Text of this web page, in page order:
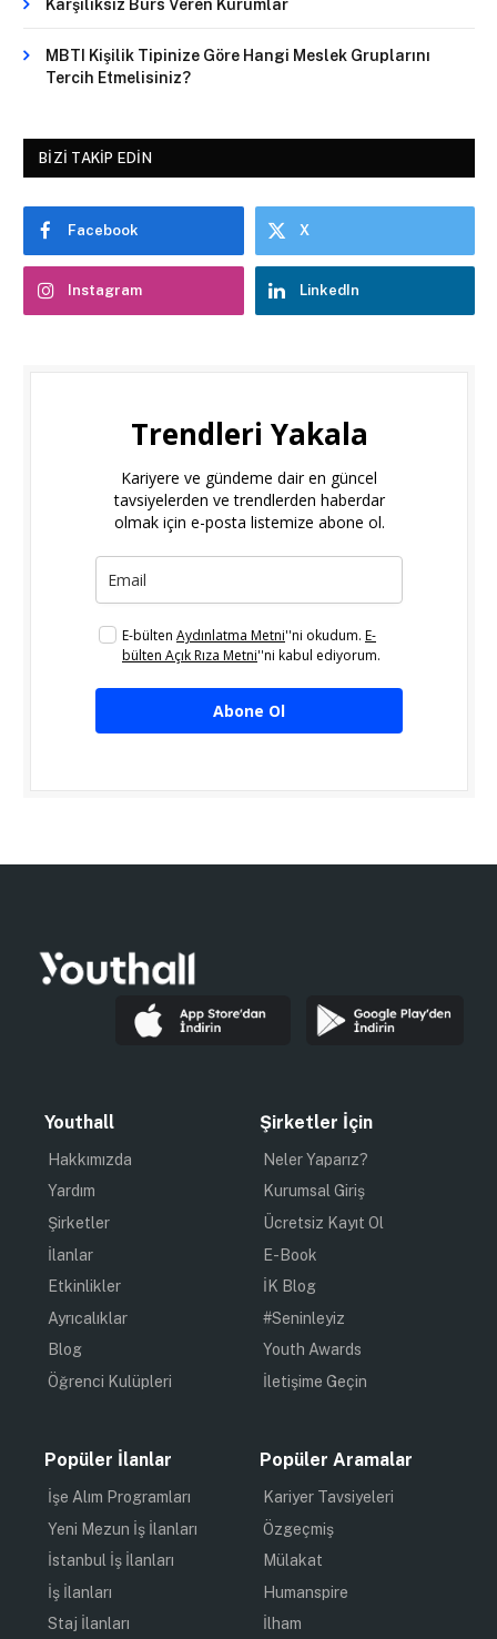
Karşılıksız Burs Veren Kurumlar
MBTI Kişilik Tipinize Göre Hangi Meslek Gruplarını
Tercih Etmelisiniz?
BIZI TAKIP EDIN
Facebook X
Instagram LinkedIn
Trendleri Yakala
Kariyere ve gündeme dair en güncel
tavsiyelerden ve trendlerden haberdar
olmak için e-posta listemize abone ol.
E-bülten Aydınlatma Metni''ni okudum. E-
bülten Açık Rıza Metni''ni kabul ediyorum.
Abone Ol
Youthall
Hakkımızda
Yardım
Şirketler
İlanlar
Etkinlikler
Ayrıcalıklar
Blog
Öğrenci Kulüpleri
Şirketler İçin
Neler Yaparız?
Kurumsal Giriş
Ücretsiz Kayıt Ol
E-Book
İK Blog
#Seninleyiz
Youth Awards
İletişime Geçin
Popüler İlanlar
İşe Alım Programları
Yeni Mezun İş İlanları
İstanbul İş İlanları
İş İlanları
Staj İlanları
Popüler Aramalar
Kariyer Tavsiyeleri
Özgeçmiş
Mülakat
Humanspire
İlham